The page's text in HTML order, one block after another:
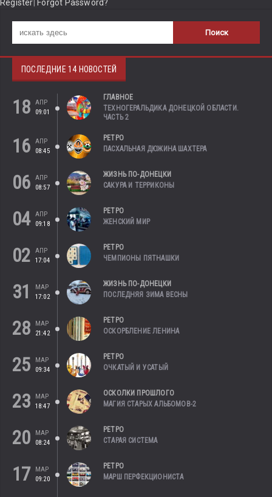
Register Forgot Password?
ПОСЛЕДНИЕ 14 НОВОСТЕЙ
18
АПР
09:01
ГЛАВНОЕ
ТЕХНОГЕРАЛЬДИКА ДОНЕЦКОЙ ОБЛАСТИ.
ЧАСТЬ 2
16
АПР
08:45
РЕТРО
ПАСХАЛЬНАЯ ДЮЖИНА ШАХТЕРА
06
АПР
08:57
ЖИЗНЬ ПО-ДОНЕЦКИ
САКУРА И ТЕРРИКОНЫ
04 АПР
09:18
РЕТРО
ЖЕНСКИЙ МИР
02
АПР
17:04
РЕТРО
ЧЕМПИОНЫ ПЯТНАШКИ
31
МАР
17:02
ЖИЗНЬ ПО-ДОНЕЦКИ
ПОСЛЕДНЯЯ ЗИМА ВЕСНЫ
28
МАР
21:42
РЕТРО
ОСКОРБЛЕНИЕ ЛЕНИНА
25
МАР
09:34
РЕТРО
ОЧКАТЫЙ И УСАТЫЙ
23
МАР
18:47
ОСКОЛКИ ПРОШЛОГО
МАГИЯ СТАРЫХ АЛЬБОМОВ-2
20
МАР
08:24
РЕТРО
СТАРАЯ СИСТЕМА
17
МАР
09:20
РЕТРО
МАРШ ПЕРФЕКЦИОНИСТА